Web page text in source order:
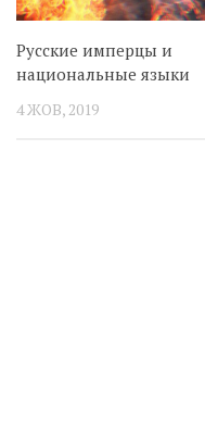
Русские имперцы и
национальные языки
4 ЖОВ, 2019